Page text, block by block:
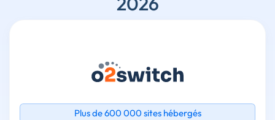
Plus de 600 000 sites hébergés